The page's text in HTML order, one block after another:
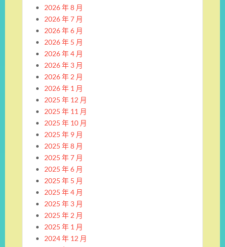
2026 年 8 月
2026 年 7 月
2026 年 6 月
2026 年 5 月
2026 年 4 月
2026 年 3 月
2026 年 2 月
2026 年 1 月
2025 年 12 月
2025 年 11 月
2025 年 10 月
2025 年 9 月
2025 年 8 月
2025 年 7 月
2025 年 6 月
2025 年 5 月
2025 年 4 月
2025 年 3 月
2025 年 2 月
2025 年 1 月
2024 年 12 月